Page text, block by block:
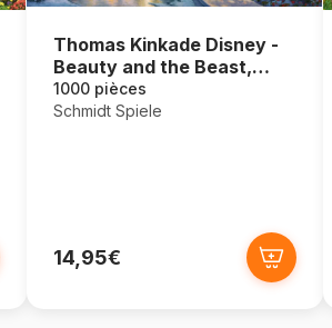
Thomas Kinkade Disney -
Beauty and the Beast,
Magical Winter Evening
1000 pièces
Schmidt Spiele
14,95€